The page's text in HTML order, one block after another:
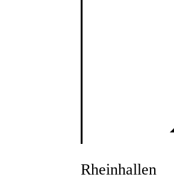
Rheinhallen